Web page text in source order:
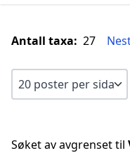
Antall taxa: 27
Søket av avgrenset til